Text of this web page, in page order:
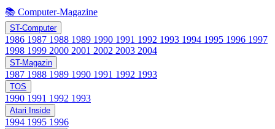
📚 Computer-Magazine
ST-Computer
1986 1987 1988 1989 1990 1991 1992 1993 1994 1995 1996 1997
1998 1999 2000 2001 2002 2003 2004
ST-Magazin
1987 1988 1989 1990 1991 1992 1993
TOS
1990 1991 1992 1993
Atari Inside
1994 1995 1996